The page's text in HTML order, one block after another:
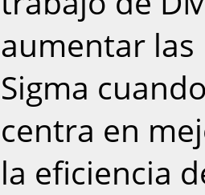
aumentar las
Sigma
centra en
la eficiencia